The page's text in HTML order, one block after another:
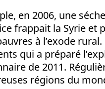
en 2006, une
frappait la Syrie et
à l’exode rural.
qui a préparé
de 2011.
régions du